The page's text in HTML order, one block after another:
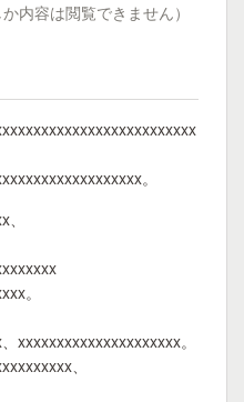
内容は閲覧できません）
。
。
xxxxxxxxxxxxxxxxxxxxx。
、